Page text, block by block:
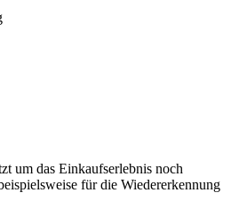
um das Einkaufserlebnis noch
für die Wiedererkennung